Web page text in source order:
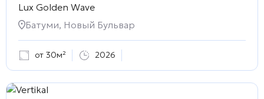
Lux Golden Wave
Батуми, Новый Бульвар
от 30м² 2026